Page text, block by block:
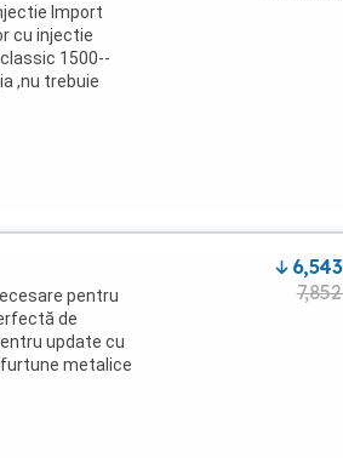
Import
cu injectie
1500--
,nu trebuie
pentru
de
update cu
furtune metalice